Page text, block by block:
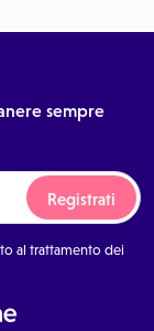
sempre
Registrati
al trattamento dei